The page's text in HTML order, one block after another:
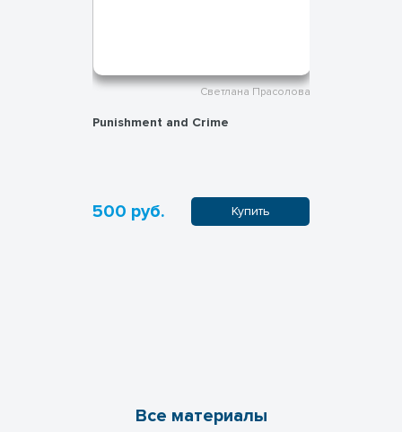
Светлана Прасолова
Punishment and Crime
500 руб. Купить
Все материалы